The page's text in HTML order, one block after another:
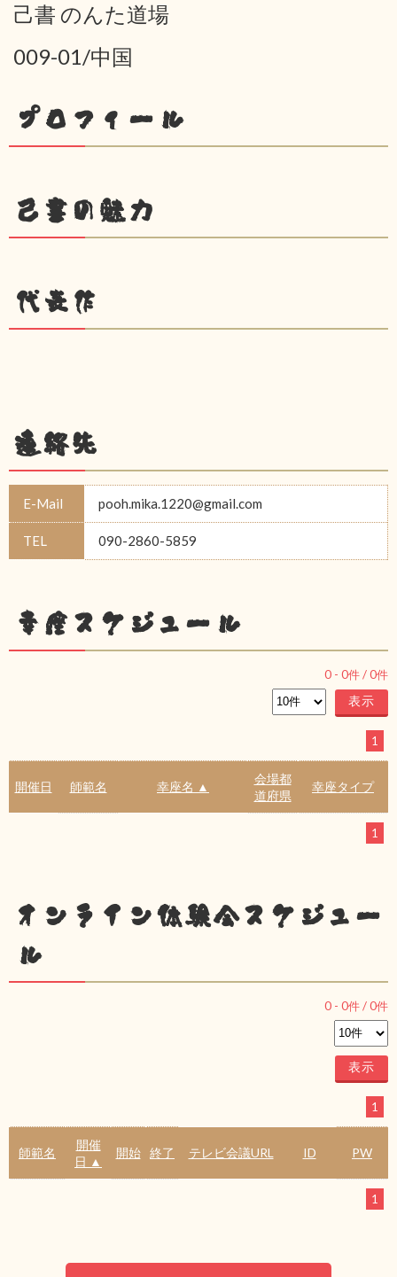
己書 のんた道場
009-01/中国
プロフィール
己書の魅力
代表作
連絡先
E-Mail pooh.mika.1220@gmail.com
TEL 090-2860-5859
幸座スケジュール
0 - 0件 /0件
1
開催日 師範名 幸座名 ▲
会場都
道府県
幸座タイプ
1
オンライン体験会スケジュー
ル
0 - 0件 /0件
1
師範名
開催
日 ▲
開始 終了 テレビ会議URL ID PW
1